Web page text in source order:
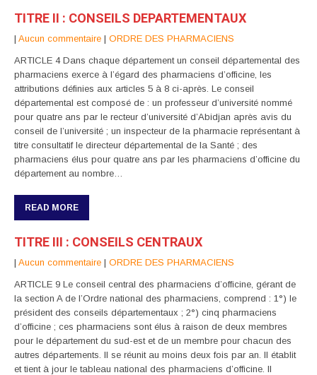
TITRE II : CONSEILS DEPARTEMENTAUX
| Aucun commentaire | ORDRE DES PHARMACIENS
ARTICLE 4 Dans chaque département un conseil départemental des
pharmaciens exerce à l’égard des pharmaciens d’officine, les
attributions définies aux articles 5 à 8 ci-après. Le conseil
départemental est composé de : un professeur d’université nommé
pour quatre ans par le recteur d’université d’Abidjan après avis du
conseil de l’université ; un inspecteur de la pharmacie représentant à
titre consultatif le directeur départemental de la Santé ; des
pharmaciens élus pour quatre ans par les pharmaciens d’officine du
département au nombre…
READ MORE
TITRE III : CONSEILS CENTRAUX
| Aucun commentaire | ORDRE DES PHARMACIENS
ARTICLE 9 Le conseil central des pharmaciens d’officine, gérant de
la section A de l’Ordre national des pharmaciens, comprend : 1°) le
président des conseils départementaux ; 2°) cinq pharmaciens
d’officine ; ces pharmaciens sont élus à raison de deux membres
pour le département du sud-est et de un membre pour chacun des
autres départements. Il se réunit au moins deux fois par an. Il établit
et tient à jour le tableau national des pharmaciens d’officine. Il